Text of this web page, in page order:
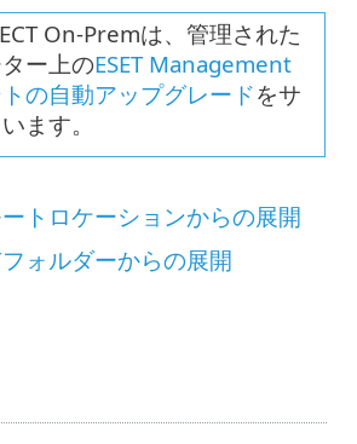
On-Premは、管理された
ー上のESET Management
の自動アップグレードをサ
ます。
トロケーションからの展開
ォルダーからの展開